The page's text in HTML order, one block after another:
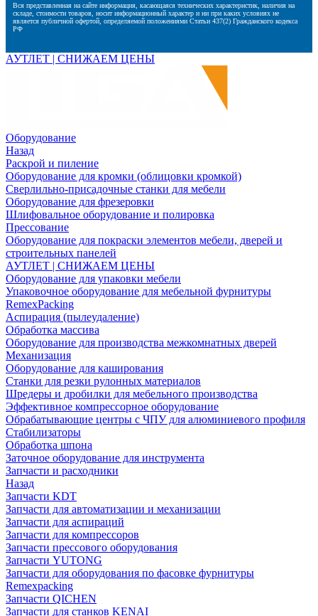
Вся представленная на сайте информация, касающаяся технических характеристик, наличия на
складе, стоимости товаров, носит информационный характер и ни при каких условиях не
является публичной офертой, определяемой положениями Статьи 437(2) Гражданского кодекса
РФ
АУТЛЕТ | СНИЖАЕМ ЦЕНЫ
Оборудование
Назад
Раскрой и пиление
Оборудование для кромки (облицовки кромкой)
Сверлильно-присадочные станки для мебели
Оборудование для фрезеровки
Шлифовальное оборудование и полировка
Прессование
Оборудование для покраски элементов мебели, дверей и
строительных панелей
АУТЛЕТ | СНИЖАЕМ ЦЕНЫ
Оборудование для упаковки мебели
Упаковочное оборудование для мебельной фурнитуры
RemexPacking
Аспирация (пылеудаление)
Обработка массива
Оборудование для производства межкомнатных дверей
Механизация
Оборудование для каширования
Станки для резки рулонных материалов
Шредеры и дробилки для мебельного производства
Эффективное компрессорное оборудование
Обрабатывающие центры с ЧПУ для алюминиевого профиля
Стабилизаторы
Обработка шпона
Заточное оборудование для инструмента
Запчасти и расходники
Назад
Запчасти KDT
Запчасти для автоматизации и механизации
Запчасти для аспираций
Запчасти для компрессоров
Запчасти прессового оборудования
Запчасти YUTONG
Запчасти для оборудования по фасовке фурнитуры
Remexpacking
Запчасти QICHEN
Запчасти для станков KENAI